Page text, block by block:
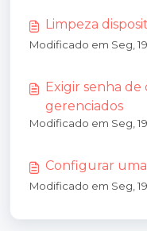
Limpeza
Modificado em Seg,
Exigir senha de
gerenciados
Modificado em Seg,
Configurar
Modificado em Seg,